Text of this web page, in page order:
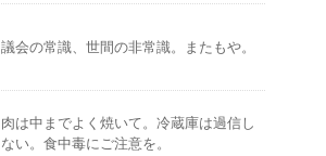
議会の常識、世間の非常識。またもや。
肉は中までよく焼いて。冷蔵庫は過信し
ない。食中毒にご注意を。